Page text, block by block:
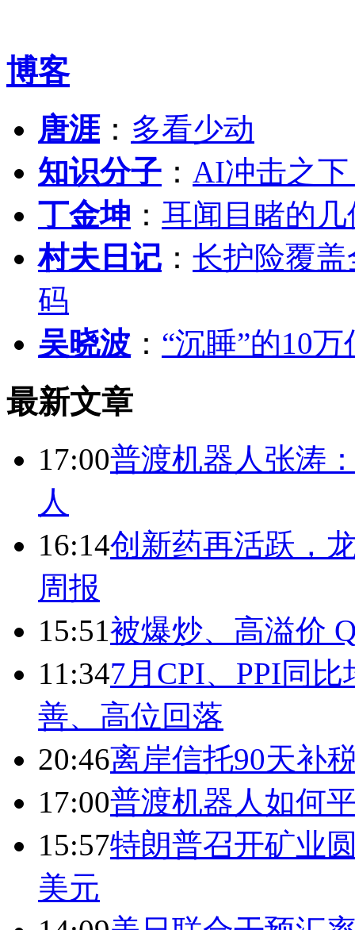
博客
唐涯： 多看少动
知识分子 ： AI冲击之
丁金坤 ： 耳闻目睹的
村夫日记 ： 长护险覆
码
吴晓波 ： “沉睡”的10
最新文章
17:00普渡机器人张涛
人
16:14创新药再活跃，
周报
15:51被爆炒、高溢价
11:347月CPI、PPI同
善、高位回落
20:46离岸信托90天补
17:00普渡机器人如何
15:57特朗普召开矿业
美元